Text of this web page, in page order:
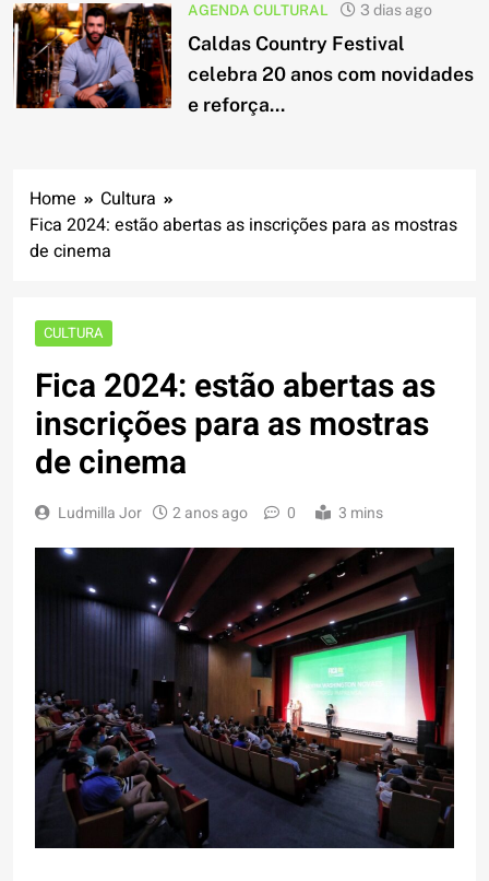
AGENDA CULTURAL 3 dias ago
Caldas Country Festival
celebra 20 anos com novidades
e reforça...
Home
Cultura
Fica 2024: estão abertas as inscrições para as mostras
de cinema
CULTURA
Fica 2024: estão abertas as
inscrições para as mostras
de cinema
Ludmilla Jor 2 anos ago 0 3 mins